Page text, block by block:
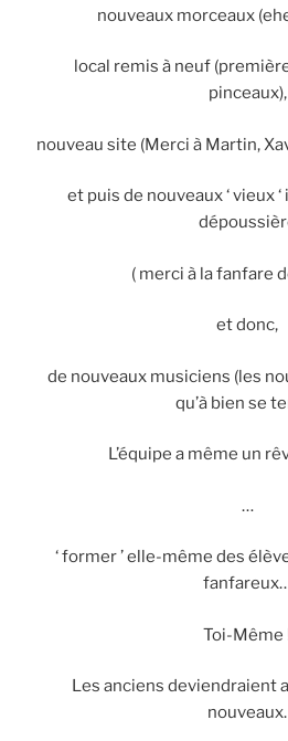
nouveaux morceaux
local remis à neuf
pinceaux),
nouveau site (Merci à Martin,
et puis de nouveaux ‘ vieux
( merci à la fanfare
et donc,
de nouveaux musiciens (les
qu’à bien se
L’équipe a même un
…
‘ former ’ elle-même des
Toi-Même
Les anciens deviendraient
nouveaux.